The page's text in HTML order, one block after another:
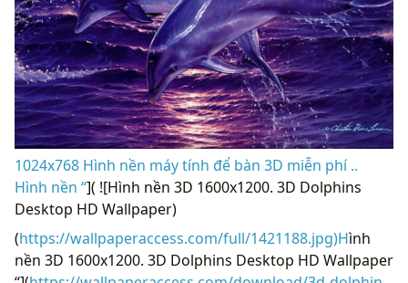
1024x768 Hình nền máy tính để bàn 3D miễn phí ..
Hình nền “]( ![Hình nền 3D 1600x1200. 3D Dolphins
Desktop HD Wallpaper)
(https://wallpaperaccess.com/full/1421188.jpg)Hình
nền 3D 1600x1200. 3D Dolphins Desktop HD Wallpaper